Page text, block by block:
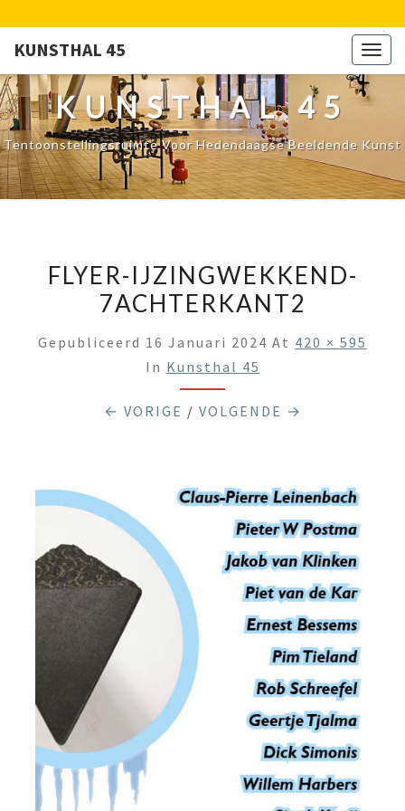
KUNSTHAL 45
KUNSTHAL 45
Tentoonstellingsruimte Voor Hedendaagse Beeldende Kunst
FLYER-IJZINGWEKKEND-
7ACHTERKANT2
Gepubliceerd 16 Januari 2024 At 420 × 595
In Kunsthal 45
← VORIGE / VOLGENDE →